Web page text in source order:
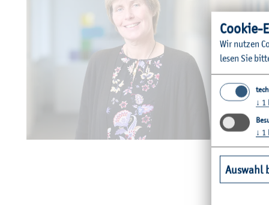
© A.
Coo­kie-
Wir nut­zen
lesen Sie
↓ 1
↓ 1
Auswahl